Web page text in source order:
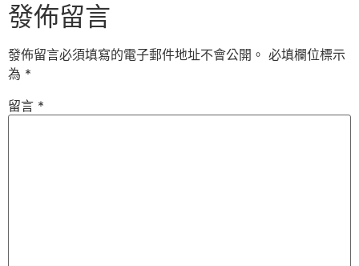
發佈留言
發佈留言必須填寫的電子郵件地址不會公開。 必填欄位標示
為 *
留言 *